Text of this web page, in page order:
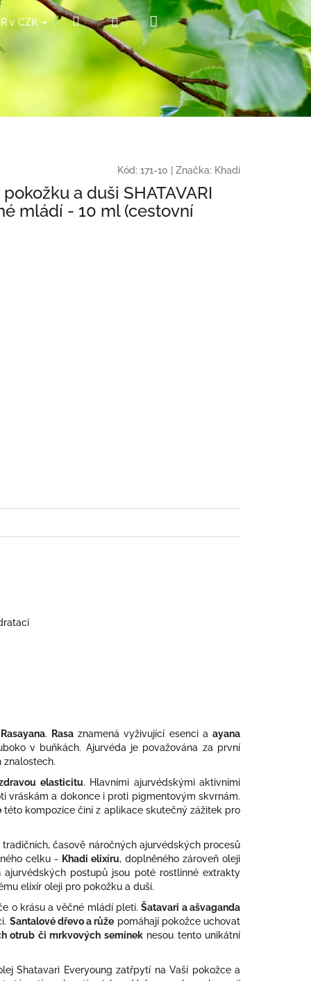
v CZK HledatPřihlášeníNákupní
košík
Kód: 171-10 Značka: Khadi
a duši SHATAVARI
mládí - 10 ml (cestovní
Rasayana. Rasaznamená vyživující esenci aayana
v buňkách. Ajurvéda je považována za první
znalostech.
elasticitu. Hlavními ajurvédskými aktivními
vráskám a dokonce i proti pigmentovým skvrnám.
této kompozice činí z aplikace skutečný zážitek pro
časově náročných ajurvédských procesů
celku - Khadi elixíru, doplněného zároveň oleji
postupů jsou poté rostlinné extrakty
elixír oleji pro pokožku a duši.
o krásu a věčné mládí pleti.Šatavari a ašvaganda
Santalové dřevo a růže pomáhají pokožce uchovat
otrub či mrkvových semíneknesou tento unikátní
Shatavari Everyoung zatřpytí na Vaší pokožce a